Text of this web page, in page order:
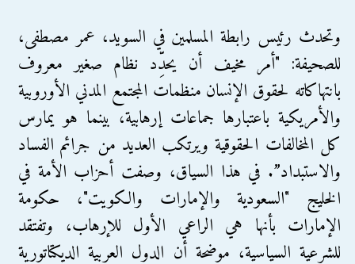
وتحدث رئيس رابطة المسلمين في السويد، عمر مصطفى،
للصحيفة: "أمر مخيف أن يحدِّد نظام صغير معروف
بانتهاكاته لحقوق الإنسان منظمات المجتمع المدني الأوروبية
والأمريكية باعتبارها جماعات إرهابية، بينما هو يمارس
كل المخالفات الحقوقية ويرتكب العديد من جرائم الفساد
والاستبداد”. في هذا السياق، وصفت أحزاب الأمة في
الخليج "السعودية والإمارات والكويت"، حكومة
الإمارات بأنها هي الراعي الأول للإرهاب، وتفتقد
للشرعية السياسية، موضحة أن الدول العربية الديكتاتورية